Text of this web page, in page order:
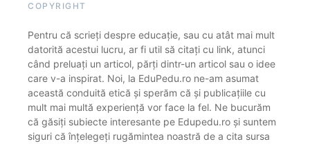
COPYRIGHT
Pentru că scrieți despre educație, sau cu atât mai mult
datorită acestui lucru, ar fi util să citați cu link, atunci
când preluați un articol, părți dintr-un articol sau o idee
care v-a inspirat. Noi, la EduPedu.ro ne-am asumat
această conduită etică și sperăm că și publicațiile cu
mult mai multă experiență vor face la fel. Ne bucurăm
că găsiți subiecte interesante pe Edupedu.ro și suntem
siguri că înțelegeți rugămintea noastră de a cita sursa